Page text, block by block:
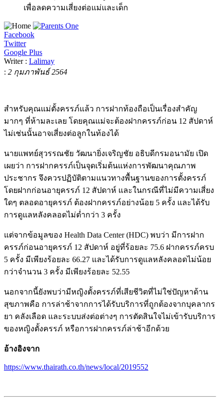
เพื่อลดความเสี่ยงต่อแม่และเด็ก
Facebook
Twitter
Google Plus
Writer : Lalimay
: 2 กุมภาพันธ์ 2564
สำหรับคุณแม่ตั้งครรภ์แล้ว การฝากท้องถือเป็นเรื่องสำคัญ
มากๆ ที่ห้ามละเลย โดยคุณแม่จะต้องฝากครรภ์ก่อน 12 สัปดาห์
ไม่เช่นนั้นอาจเสี่ยงต่อลูกในท้องได้
นายแพทย์สุวรรณชัย วัฒนายิ่งเจริญชัย อธิบดีกรมอนามัย เปิด
เผยว่า การฝากครรภ์เป็นจุดเริ่มต้นแห่งการพัฒนาคุณภาพ
ประชากร จึงควรปฏิบัติตามแนวทางพื้นฐานของการตั้งครรภ์
โดยฝากก่อนอายุครรภ์ 12 สัปดาห์ และในกรณีที่ไม่มีความเสี่ยง
ใดๆ ตลอดอายุครรภ์ ต้องฝากครรภ์อย่างน้อย 5 ครั้ง และได้รับ
การดูแลหลังคลอดไม่ต่ำกว่า 3 ครั้ง
แต่จากข้อมูลของ Health Data Center (HDC) พบว่า มีการฝาก
ครรภ์ก่อนอายุครรภ์ 12 สัปดาห์ อยู่ที่ร้อยละ 75.6 ฝากครรภ์ครบ
5 ครั้ง มีเพียงร้อยละ 66.27 และได้รับการดูแลหลังคลอดไม่น้อย
กว่าจำนวน 3 ครั้ง มีเพียงร้อยละ 52.55
นอกจากนี้ยังพบว่ามีหญิงตั้งครรภ์ที่เสียชีวิตที่ไม่ใช่ปัญหาด้าน
สุขภาพคือ การล่าช้าจากการได้รับบริการที่ถูกต้องจากบุคลากร
ยา คลังเลือด และระบบส่งต่อต่างๆ การตัดสินใจไม่เข้ารับบริการ
ของหญิงตั้งครรภ์ หรือการฝากครรภ์ล่าช้าอีกด้วย
อ้างอิงจาก
https://www.thairath.co.th/news/local/2019552